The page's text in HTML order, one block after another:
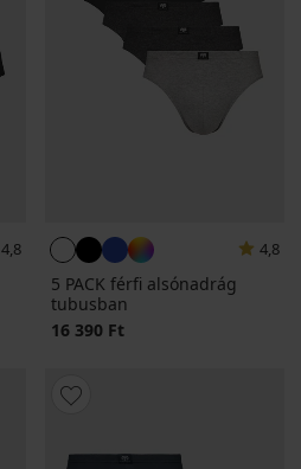
4,8 4,8
5 PACK férfi alsónadrág
tubusban
16 390 Ft